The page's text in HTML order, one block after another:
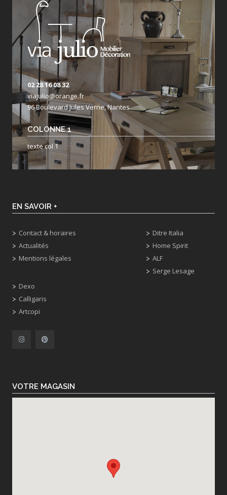
02 28 16 08 32
viajulio@orange.fr
96 Boulevard Jules Verne, Nantes
COLONNE 1
texte col 1
EN SAVOIR +
Contact & horaires
Actualités
Mentions légales
Dexo
Calligaris
Artcopi
Ditre Italia
Home Spirit
ALF
Serge Lesage
VOTRE MAGASIN